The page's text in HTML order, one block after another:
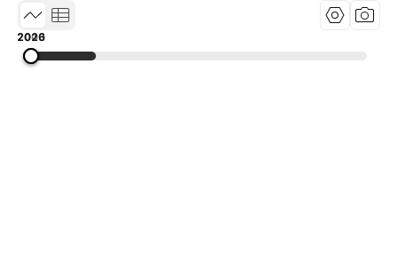
2000
2013
2026